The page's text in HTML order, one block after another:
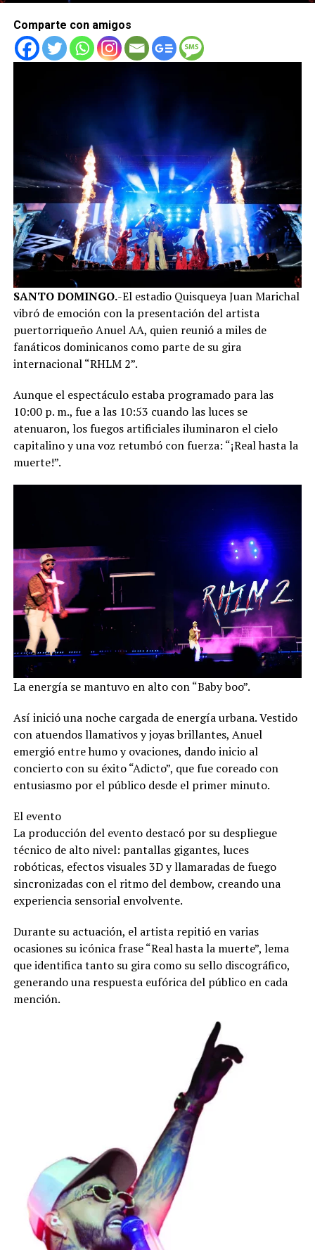
Comparte con amigos
SANTO DOMINGO.-El estadio Quisqueya Juan Marichal
vibró de emoción con la presentación del artista
puertorriqueño Anuel AA, quien reunió a miles de
fanáticos dominicanos como parte de su gira
internacional “RHLM 2”.
Aunque el espectáculo estaba programado para las
10:00 p. m., fue a las 10:53 cuando las luces se
atenuaron, los fuegos artificiales iluminaron el cielo
capitalino y una voz retumbó con fuerza: “¡Real hasta la
muerte!”.
La energía se mantuvo en alto con “Baby boo”.
Así inició una noche cargada de energía urbana. Vestido
con atuendos llamativos y joyas brillantes, Anuel
emergió entre humo y ovaciones, dando inicio al
concierto con su éxito “Adicto”, que fue coreado con
entusiasmo por el público desde el primer minuto.
El evento
La producción del evento destacó por su despliegue
técnico de alto nivel: pantallas gigantes, luces
robóticas, efectos visuales 3D y llamaradas de fuego
sincronizadas con el ritmo del dembow, creando una
experiencia sensorial envolvente.
Durante su actuación, el artista repitió en varias
ocasiones su icónica frase “Real hasta la muerte”, lema
que identifica tanto su gira como su sello discográfico,
generando una respuesta eufórica del público en cada
mención.